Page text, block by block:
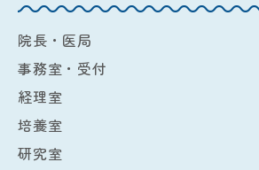
院長・医局
事務室・受付
経理室
培養室
研究室